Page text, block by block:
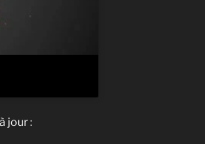
jour :